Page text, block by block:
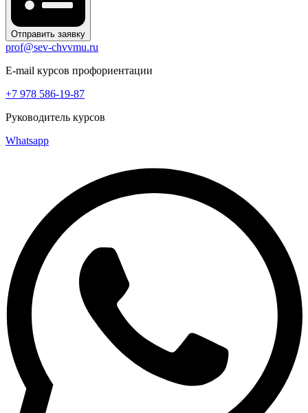
Отправить заявку
prof@sev-chvvmu.ru
E-mail курсов профориентации
+7 978 586-19-87
Руководитель курсов
Whatsapp